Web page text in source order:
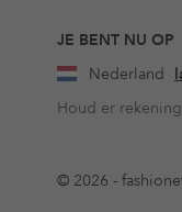
JE BENT NU OP
Nederland
Houd er
© 2026 -